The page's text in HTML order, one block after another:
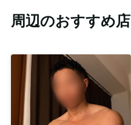
周辺のおすすめ店